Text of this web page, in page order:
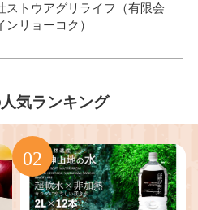
ストウアグリライフ（有限会
ンリョーコク）
気ランキング